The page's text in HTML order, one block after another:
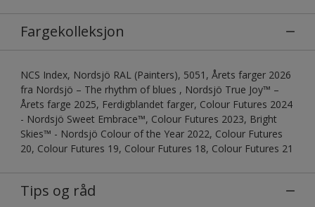
Fargekolleksjon
NCS Index, Nordsjö RAL (Painters), 5051, Årets farger 2026
fra Nordsjö – The rhythm of blues , Nordsjö True Joy™ –
Årets farge 2025, Ferdigblandet farger, Colour Futures 2024
- Nordsjö Sweet Embrace™, Colour Futures 2023, Bright
Skies™ - Nordsjö Colour of the Year 2022, Colour Futures
20, Colour Futures 19, Colour Futures 18, Colour Futures 21
Tips og råd